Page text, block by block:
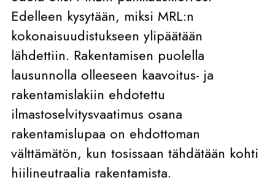
Edelleen kysytään, miksi MRL:n
kokonaisuudistukseen ylipäätään
lähdettiin. Rakentamisen puolella
lausunnolla olleeseen kaavoitus- ja
rakentamislakiin ehdotettu
ilmastoselvitysvaatimus osana
rakentamislupaa on ehdottoman
välttämätön, kun tosissaan tähdätään kohti
hiilineutraalia rakentamista.